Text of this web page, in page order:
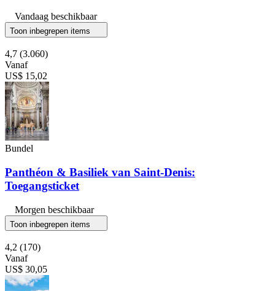
Vandaag beschikbaar
Toon inbegrepen items
4,7 (3.060)
Vanaf
US$ 15,02
Bundel
Panthéon & Basiliek van Saint-Denis:
Toegangsticket
Morgen beschikbaar
Toon inbegrepen items
4,2 (170)
Vanaf
US$ 30,05